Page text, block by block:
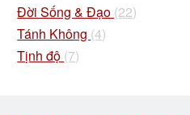
Đời Sống & Đạo (22)
Tánh Không (4)
Tịnh độ (7)